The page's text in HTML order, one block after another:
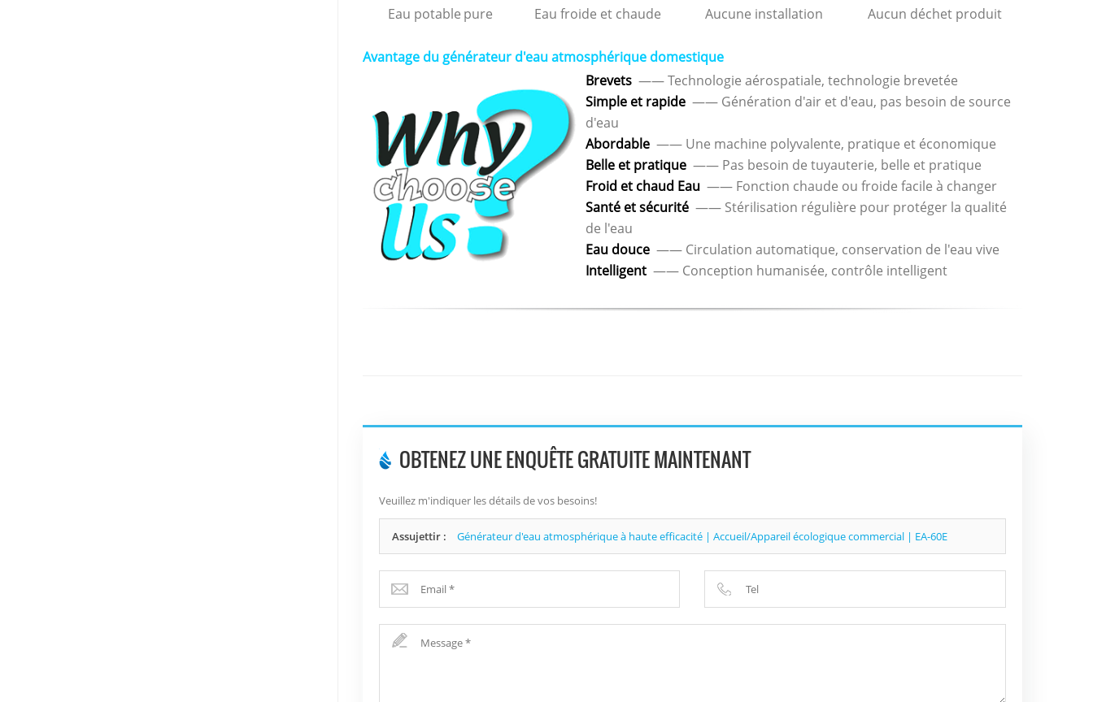
Eau potable pure Eau froide et chaude Aucune installation Aucun déchet produit
Avantage du générateur d'eau atmosphérique domestique
Brevets—— Technologie aérospatiale, technologie brevetée
Simple et rapide —— Génération d'air et d'eau, pas besoin de source
d'eau
Abordable—— Une machine polyvalente, pratique et économique
Belle et pratique—— Pas besoin de tuyauterie, belle et pratique
Froid et chaud Eau—— Fonction chaude ou froide facile à changer
Santé et sécurité—— Stérilisation régulière pour protéger la qualité
de l'eau
Eau douce—— Circulation automatique, conservation de l'eau vive
Intelligent—— Conception humanisée, contrôle intelligent
OBTENEZ UNE ENQUÊTE GRATUITE MAINTENANT
Veuillez m'indiquer les détails de vos besoins!
Assujettir : Générateur d'eau atmosphérique à haute efficacité | Accueil/Appareil écologique commercial | EA-60E